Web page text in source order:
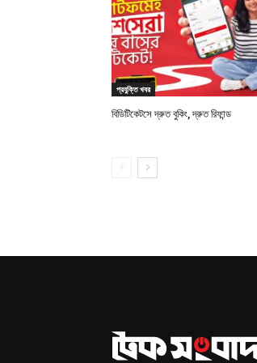
প্রযুক্তি খবর
বিডিটিকেটসে দ্রুত বুকিং, দ্রুত রিফান্ড